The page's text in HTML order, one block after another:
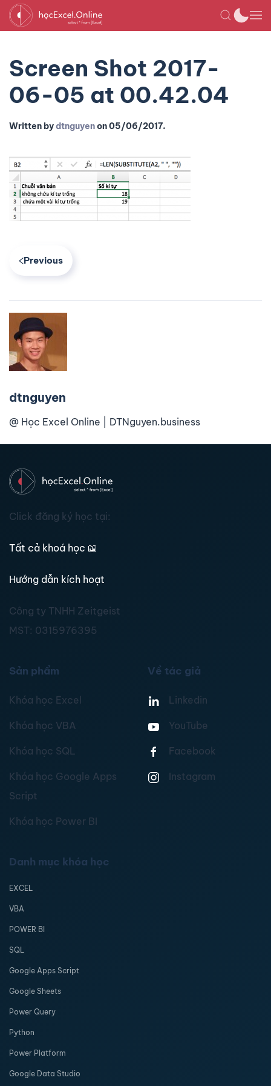
Screen Shot 2017-
06-05 at 00.42.04
Written bydtnguyenon05/06/2017.
Previous
dtnguyen
@ Học Excel Online | DTNguyen.business
Click đăng ký học tại:
Tất cả khoá học 📖
Hướng dẫn kích hoạt
Công ty TNHH Zeitgeist
MST: 0315976395
Sản phẩm
Khóa học Excel
Khóa học VBA
Khóa học SQL
Khóa học Google Apps
Script
Khóa học Power BI
Về tác giả
Linkedin
YouTube
Facebook
Instagram
Danh mục khóa học
EXCEL
VBA
POWER BI
SQL
Google Apps Script
Google Sheets
Power Query
Python
Power Platform
Google Data Studio